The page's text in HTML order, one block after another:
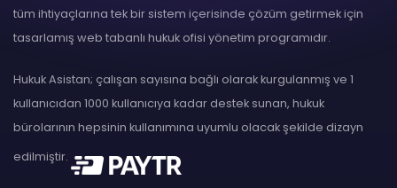
tüm ihtiyaçlarına tek bir sistem içerisinde çözüm getirmek için
tasarlamış web tabanlı hukuk ofisi yönetim programıdır.
Hukuk Asistan; çalışan sayısına bağlı olarak kurgulanmış ve 1
kullanıcıdan 1000 kullanıcıya kadar destek sunan, hukuk
bürolarının hepsinin kullanımına uyumlu olacak şekilde dizayn
edilmiştir.